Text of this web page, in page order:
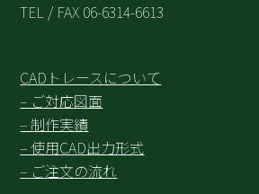
TEL / FAX 06-6314-6613
CADトレースについて
– ご対応図面
– 制作実績
– 使用CAD出力形式
– ご注文の流れ